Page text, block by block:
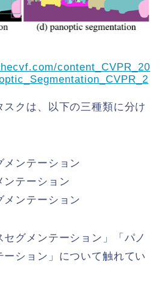
content_CVPR_20
クは、以下の三種類に分け
メンテーション
ンテーション
メンテーション
グメンテーション」「パノ
ション」について触れてい